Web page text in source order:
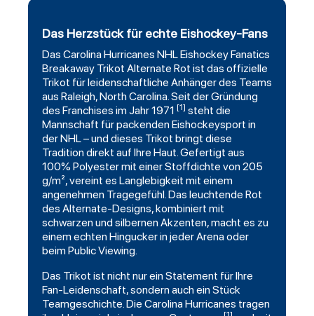
Das Herzstück für echte Eishockey-Fans
Das Carolina Hurricanes NHLEishockeyFanatics
Breakaway Trikot Alternate Rot ist das offizielle
Trikot für leidenschaftliche Anhänger des Teams
aus Raleigh, North Carolina. Seit der Gründung
des Franchises im Jahr 1971 [1] steht die
Mannschaft für packenden Eishockeysport in
der NHL – und dieses Trikot bringt diese
Tradition direkt auf Ihre Haut. Gefertigt aus
100% Polyester mit einer Stoffdichte von 205
g/m², vereint es Langlebigkeit mit einem
angenehmen Tragegefühl. Das leuchtende Rot
des Alternate-Designs, kombiniert mit
schwarzen und silbernen Akzenten, macht es zu
einem echten Hingucker in jeder Arena oder
beim Public Viewing.
Das Trikot ist nicht nur ein Statement für Ihre
Fan-Leidenschaft, sondern auch ein Stück
Teamgeschichte. Die Carolina Hurricanes tragen